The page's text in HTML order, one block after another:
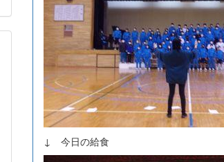
↓ 今日の給食